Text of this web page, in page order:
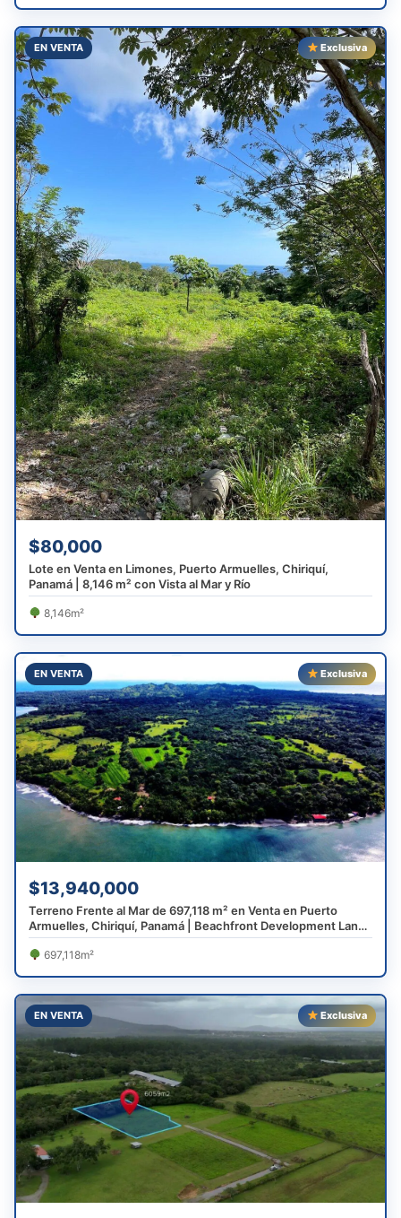
EN VENTA Exclusiva
$80,000
Lote en Venta en Limones, Puerto Armuelles, Chiriquí,
Panamá | 8,146 m² con Vista al Mar y Río
8,146m²
EN VENTA Exclusiva
$13,940,000
Terreno Frente al Mar de 697,118 m² en Venta en Puerto
Armuelles, Chiriquí, Panamá | Beachfront Development Land
Near Costa Rica
697,118m²
EN VENTA Exclusiva